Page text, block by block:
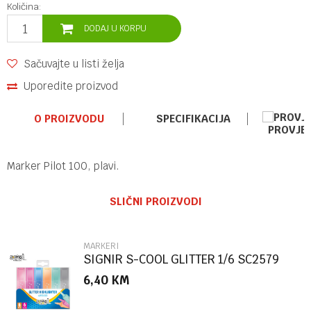
Količina:
DODAJ U KORPU
Sačuvajte u listi želja
Uporedite proizvod
O PROIZVODU
SPECIFIKACIJA
Marker Pilot 100, plavi.
Poruka
SLIČNI PROIZVODI
MARKERI
SIGNIR S-COOL GLITTER 1/6 SC2579
6,40 KM